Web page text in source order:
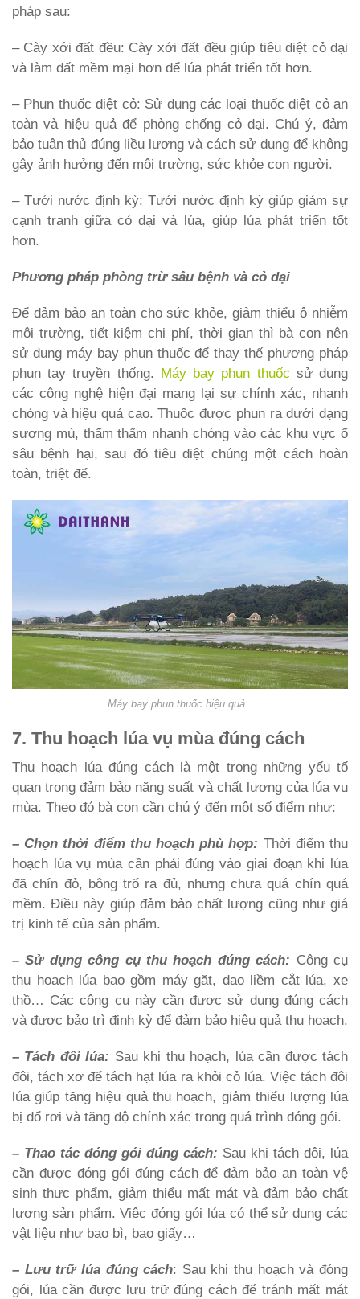
pháp sau:
– Cày xới đất đều: Cày xới đất đều giúp tiêu diệt cỏ dại
và làm đất mềm mại hơn để lúa phát triển tốt hơn.
– Phun thuốc diệt cỏ: Sử dụng các loại thuốc diệt cỏ an
toàn và hiệu quả để phòng chống cỏ dại. Chú ý, đảm
bảo tuân thủ đúng liều lượng và cách sử dụng để không
gây ảnh hưởng đến môi trường, sức khỏe con người.
– Tưới nước định kỳ: Tưới nước định kỳ giúp giảm sự
cạnh tranh giữa cỏ dại và lúa, giúp lúa phát triển tốt
hơn.
Phương pháp phòng trừ sâu bệnh và cỏ dại
Để đảm bảo an toàn cho sức khỏe, giảm thiểu ô nhiễm
môi trường, tiết kiệm chi phí, thời gian thì bà con nên
sử dụng máy bay phun thuốc để thay thế phương pháp
phun tay truyền thống. Máy bay phun thuốc sử dụng
các công nghệ hiện đại mang lại sự chính xác, nhanh
chóng và hiệu quả cao. Thuốc được phun ra dưới dạng
sương mù, thẩm thấm nhanh chóng vào các khu vực ổ
sâu bệnh hại, sau đó tiêu diệt chúng một cách hoàn
toàn, triệt để.
Máy bay phun thuốc hiệu quả
7. Thu hoạch lúa vụ mùa đúng cách
Thu hoạch lúa đúng cách là một trong những yếu tố
quan trọng đảm bảo năng suất và chất lượng của lúa vụ
mùa. Theo đó bà con cần chú ý đến một số điểm như:
– Chọn thời điểm thu hoạch phù hợp: Thời điểm thu
hoạch lúa vụ mùa cần phải đúng vào giai đoạn khi lúa
đã chín đỏ, bông trổ ra đủ, nhưng chưa quá chín quá
mềm. Điều này giúp đảm bảo chất lượng cũng như giá
trị kinh tế của sản phẩm.
– Sử dụng công cụ thu hoạch đúng cách: Công cụ
thu hoạch lúa bao gồm máy gặt, dao liềm cắt lúa, xe
thồ… Các công cụ này cần được sử dụng đúng cách
và được bảo trì định kỳ để đảm bảo hiệu quả thu hoạch.
– Tách đôi lúa: Sau khi thu hoạch, lúa cần được tách
đôi, tách xơ để tách hạt lúa ra khỏi cỏ lúa. Việc tách đôi
lúa giúp tăng hiệu quả thu hoạch, giảm thiểu lượng lúa
bị đổ rơi và tăng độ chính xác trong quá trình đóng gói.
– Thao tác đóng gói đúng cách: Sau khi tách đôi, lúa
cần được đóng gói đúng cách để đảm bảo an toàn vệ
sinh thực phẩm, giảm thiểu mất mát và đảm bảo chất
lượng sản phẩm. Việc đóng gói lúa có thể sử dụng các
vật liệu như bao bì, bao giấy…
– Lưu trữ lúa đúng cách: Sau khi thu hoạch và đóng
gói, lúa cần được lưu trữ đúng cách để tránh mất mát